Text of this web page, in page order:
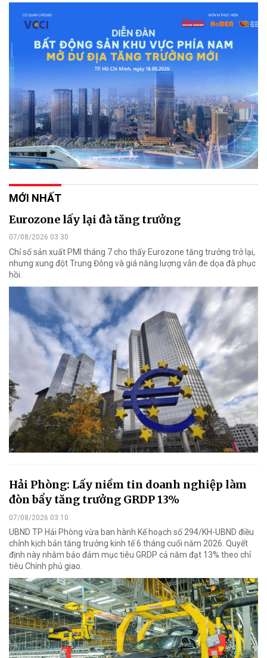
MỚI NHẤT
Eurozone lấy lại đà tăng trưởng
07/08/2026 03:30
Chỉ số sản xuất PMI tháng 7 cho thấy Eurozone tăng trưởng trở lại,
nhưng xung đột Trung Đông và giá năng lượng vẫn đe dọa đà phục
hồi.
Hải Phòng: Lấy niềm tin doanh nghiệp làm
đòn bẩy tăng trưởng GRDP 13%
07/08/2026 03:10
UBND TP Hải Phòng vừa ban hành Kế hoạch số 294/KH-UBND điều
chỉnh kịch bản tăng trưởng kinh tế 6 tháng cuối năm 2026. Quyết
định này nhằm bảo đảm mục tiêu GRDP cả năm đạt 13% theo chỉ
tiêu Chính phủ giao.